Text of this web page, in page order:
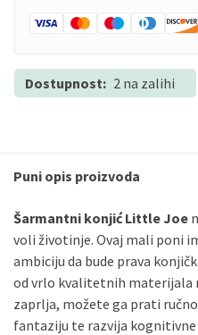
Dostupnost: 2 na zalihi
Puni opis proizvoda
Šarmantni konjić Little Joe
voli životinje. Ovaj mali poni
ambiciju da bude prava
od vrlo kvalitetnih materijala
zaprlja, možete ga prati
fantaziju te razvija